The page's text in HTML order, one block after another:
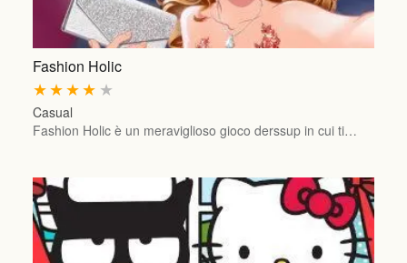
Fashion Holic
★
★
★
★
★
Casual
Fashion Holic è un meraviglioso gioco derssup in cui ti…